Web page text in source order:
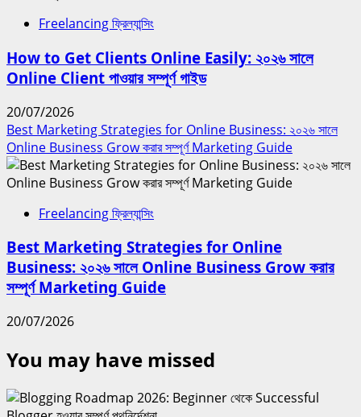
Freelancing ফ্রিল্যান্সিং
How to Get Clients Online Easily: ২০২৬ সালে
Online Client পাওয়ার সম্পূর্ণ গাইড
20/07/2026
Best Marketing Strategies for Online Business: ২০২৬ সালে
Online Business Grow করার সম্পূর্ণ Marketing Guide
Freelancing ফ্রিল্যান্সিং
Best Marketing Strategies for Online
Business: ২০২৬ সালে Online Business Grow করার
সম্পূর্ণ Marketing Guide
20/07/2026
You may have missed